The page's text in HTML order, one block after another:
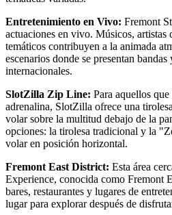
Entretenimiento en Vivo: Fremont
actuaciones en vivo. Músicos, artistas
temáticos contribuyen a la animada
escenarios donde se presentan bandas
internacionales.
SlotZilla Zip Line: Para aquellos
adrenalina, SlotZilla ofrece una
volar sobre la multitud debajo de la
opciones: la tirolesa tradicional y la
volar en posición horizontal.
Fremont East District: Esta área
Experience, conocida como Fremont
bares, restaurantes y lugares de
lugar para explorar después de